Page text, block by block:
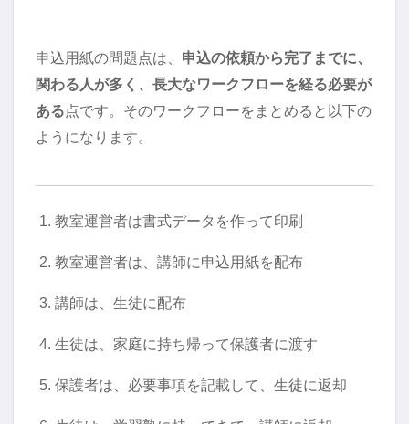
申込用紙の問題点は、 申込の依頼から完了までに、
関わる人が多く、長大なワークフローを経る必要が
ある点です。そのワークフローをまとめると以下の
ようになります。
教室運営者は書式データを作って印刷
教室運営者は、講師に申込用紙を配布
講師は、生徒に配布
生徒は、家庭に持ち帰って保護者に渡す
保護者は、必要事項を記載して、生徒に返却